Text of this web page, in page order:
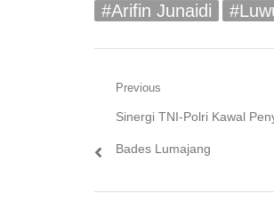
#Arifin Junaidi
Navigasi
pos
Previous
Previous
post:
Sinergi TNI-Polri Kawal
Bades Lumajang